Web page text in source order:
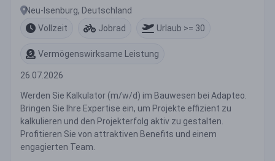
Neu-Isenburg, Deutschland
Vollzeit
Jobrad Urlaub >= 30
Vermögenswirksame Leistung
26.07.2026
Werden Sie Kalkulator (m/w/d) im Bauwesen bei Adapteo.
Bringen Sie Ihre Expertise ein, um Projekte effizient zu
kalkulieren und den Projekterfolg aktiv zu gestalten.
Profitieren Sie von attraktiven Benefits und einem
engagierten Team.